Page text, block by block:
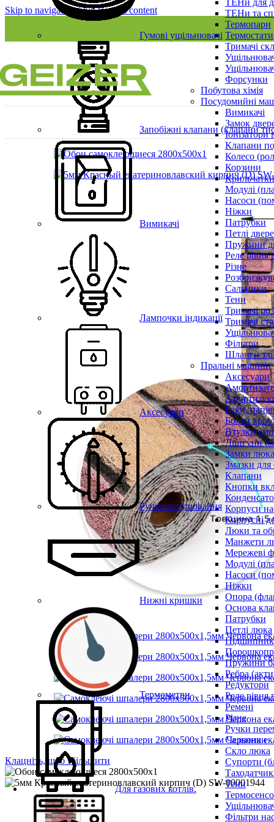
Skip to navigationSkip to main content
ТЕНи та
Термопари
Термостати
Тримачі
Форсунки
Побутова хімія
Посудомийні
Вимикачі
Замок
Клапани
Колесо
Корзини
Модулі
Насоси
Ніжки
Патрубки
Петлі
Пружини
Реле рівня
Різне
Сальники
Тени
Тримачі
Тримачі
Фільтри
Шланги
Пральні машини
Аксесуари
Баки,
Болти
Втулки
Двигуни
Замки люка
Змазки для
Клапани
Кнопки
Корпуси
Корпусні
Люки та
Манжети
Мережеві
Модулі
Насоси
Ніжки
Опора
Основа
Патрубки
Петлі люка
Пружини
Ребра
Редуктори
Реле рівня
Ремені
Різне
Ручки
Сальники
Скло люка
Супорти
Тени
Фільтри
Гумові ущільнювачі
Запобіжні клапани (клапани
Вимикачі
Лампочки індикації
Аксесуари
Ручки регулювання
Нижні кришки
Термометри
Для газових котлів.
Клацніть, щоб збільшити